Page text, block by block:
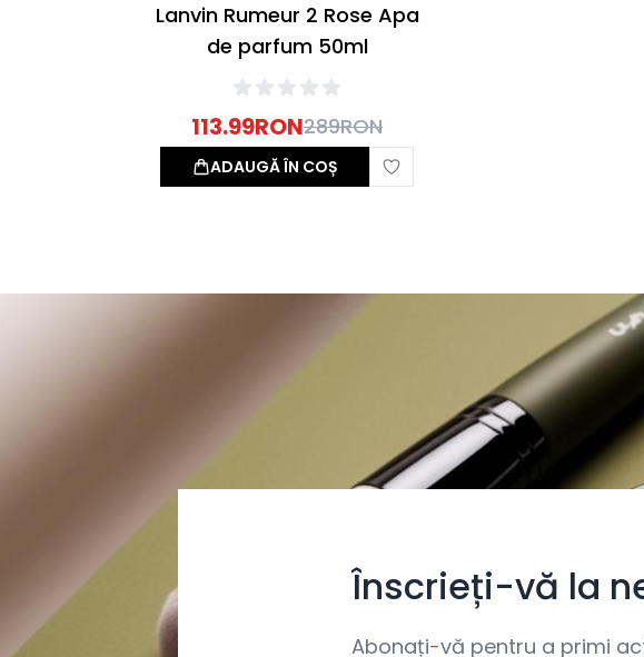
Lanvin Rumeur 2 Rose Apa
de parfum 50ml
113.99RON289RON
ADAUGĂ ÎN COȘ
Înscrieți-vă la
Abonați-vă pentru a primi